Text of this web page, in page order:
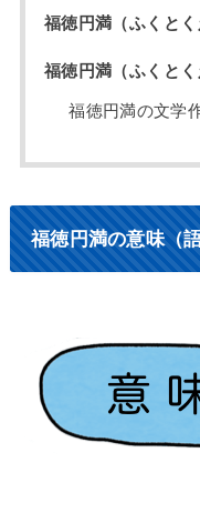
福徳円満（ふくと
福徳円満（ふくと
福徳円満の文学
福徳円満の意味（